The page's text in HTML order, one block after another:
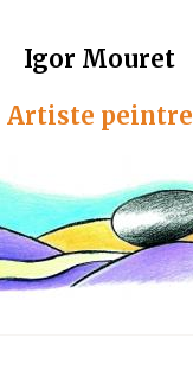
Igor Mouret
Artiste peintre